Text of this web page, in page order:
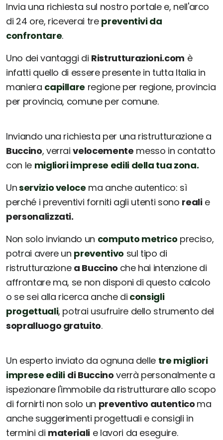
Invia una richiesta sul nostro portale e, nell'arco
di 24 ore, riceverai tre preventivi da
confrontare.
Uno dei vantaggi di Ristrutturazioni.com è
infatti quello di essere presente in tutta Italia in
maniera capillare regione per regione, provincia
per provincia, comune per comune.
Inviando una richiesta per una ristrutturazione a
Buccino, verraivelocemente messo in contatto
con le migliori imprese edili della tua zona.
Unservizio veloce ma anche autentico: sì
perché i preventivi forniti agli utenti sono realie
personalizzati.
Non solo inviando un computo metrico preciso,
potrai avere un preventivo sul tipo di
ristrutturazione a Buccino che hai intenzione di
affrontare ma, se non disponi di questo calcolo
o se sei alla ricerca anche di consigli
progettuali, potrai usufruire dello strumento del
sopralluogo gratuito.
Un esperto inviato da ognuna delle tre migliori
imprese edili di Buccino verrà personalmente a
ispezionare l'immobile da ristrutturare allo scopo
di fornirti non solo un preventivo autentico ma
anche suggerimenti progettuali e consigli in
termini di materiali e lavori da eseguire.